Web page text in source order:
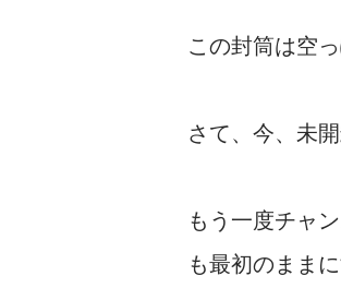
この封筒は空っ
さて、今、未
もう一度チャ
も最初のまま